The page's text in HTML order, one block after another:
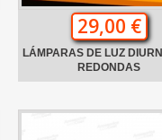
29,00 €
LÁMPARAS DE LUZ
REDONDAS